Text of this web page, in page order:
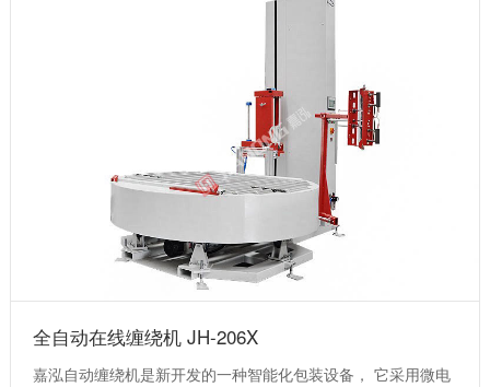
全自动在线缠绕机 JH-206X
嘉泓自动缠绕机是新开发的一种智能化包装设备， 它采用微电